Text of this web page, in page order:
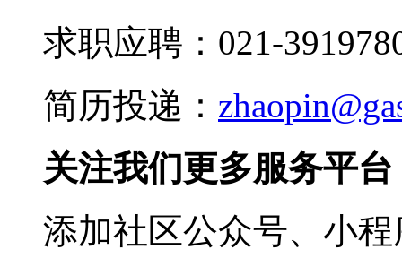
求职应聘：021-
简历投递：
关注我们更多服务平台
添加社区公众号、小